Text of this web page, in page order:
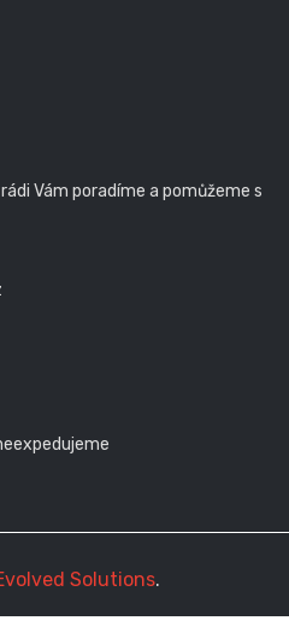
Vám poradíme a pomůžeme s
Solutions.